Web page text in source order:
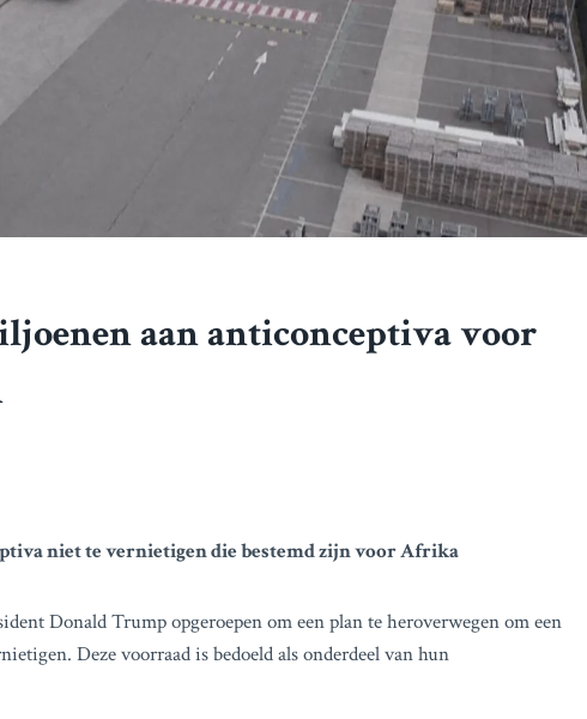
aan anticonceptiva voor
niet te vernietigen die bestemd zijn voor Afrika
Donald Trump opgeroepen om een plan te heroverwegen om een
Deze voorraad is bedoeld als onderdeel van hun